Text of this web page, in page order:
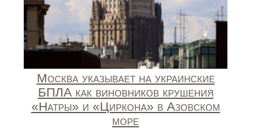
Москва указывает на украинские
БПЛА как виновников крушения
«Натры» и «Циркона» в Азовском
море